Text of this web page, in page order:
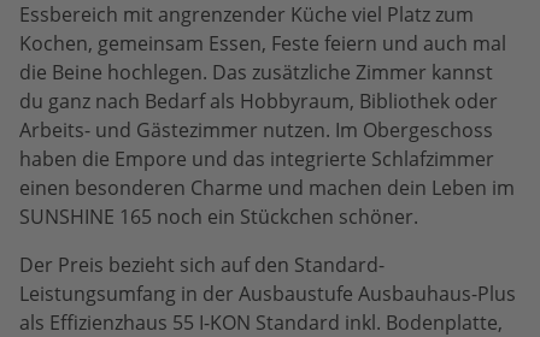
Essbereich mit angrenzender Küche viel Platz zum
Kochen, gemeinsam Essen, Feste feiern und auch mal
die Beine hochlegen. Das zusätzliche Zimmer kannst
du ganz nach Bedarf als Hobbyraum, Bibliothek oder
Arbeits- und Gästezimmer nutzen. Im Obergeschoss
haben die Empore und das integrierte Schlafzimmer
einen besonderen Charme und machen dein Leben im
SUNSHINE 165 noch ein Stückchen schöner.
Der Preis bezieht sich auf den Standard-
Leistungsumfang in der Ausbaustufe Ausbauhaus-Plus
als Effizienzhaus 55 I-KON Standard inkl. Bodenplatte,